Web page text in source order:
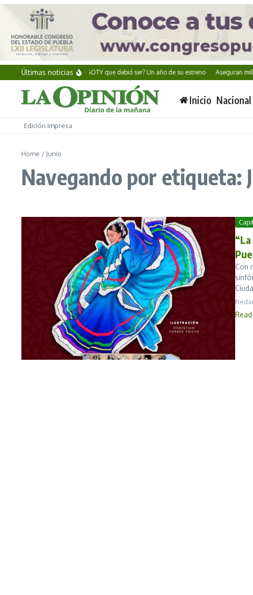
Saltar al contenido
Últimas noticias
Alan Wake II: ¿El GOTY que debió ser? Un año de su estreno Aseguran
Inicio Nacional
Edición Impresa
Home / Junio
Navegando por etiqueta:
Con